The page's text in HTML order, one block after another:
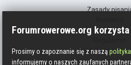
Zasady
Kontakt
Polityka
Forumrowerowe.org
Prosimy o zapoznanie się z naszą
informujemy o naszych zaufanych